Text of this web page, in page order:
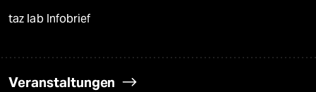
taz lab Infobrief
Veranstaltungen